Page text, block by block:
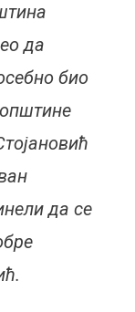
да
био
да се